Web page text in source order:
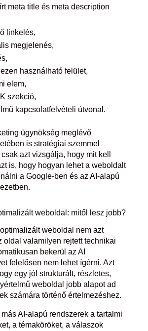
meta title és meta description
linkelés,
megjelenés,
használható felület,
elem,
szekció,
kapcsolatfelvételi útvonal.
ügynökség meglévő
is stratégiai szemmel
azt vizsgálja, hogy mit kell
is, hogy hogyan lehet a weboldalt
a Google-ben és az AI-alapú
weboldal: mitől lesz jobb?
weboldal nem azt
oldal valamilyen rejtett technikai
bekerül az AI
felelősen nem lehet ígérni. Azt
egy jól strukturált, részletes,
weboldal jobb alapot ad
számára történő értelmezéshez.
AI-alapú rendszerek a tartalmi
a témaköröket, a válaszok